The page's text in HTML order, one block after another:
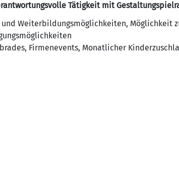
Tätigkeit mit
und Weiterbildungsmöglichkeiten, Möglichkeit
Firmenevents, Monatlicher